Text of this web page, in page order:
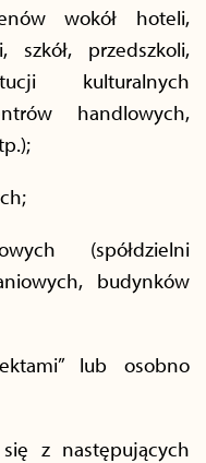
wokół hoteli,
szkół, przedszkoli,
kulturalnych
handlowych,
(spółdzielni
budynków
lub osobno
się z następujących